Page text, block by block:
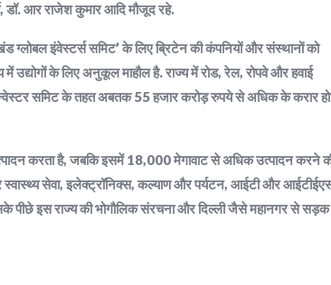
डॉ. आर राजेश कुमार आदि मौजूद रहे.
ग्लोबल इंवेस्टर्स समिट’ के लिए ब्रिटेन की कंपनियों और संस्थानों को
उद्योगों के लिए अनुकूल माहौल है. राज्य में रोड, रेल, रोपवे और हवाई
इन्वेस्टर समिट के तहत अबतक 55 हजार करोड़ रुपये से अधिक के करार हो
करता है, जबकि इसमें 18,000 मेगावाट से अधिक उत्पादन करने
स्वास्थ्य सेवा, इलेक्ट्रॉनिक्स, कल्याण और पर्यटन, आईटी और
पीछे इस राज्य की भोगौलिक संरचना और दिल्ली जैसे महानगर से सड़क